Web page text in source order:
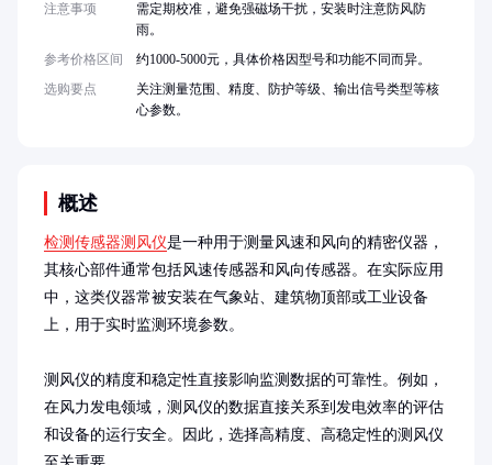
概述
检测传感器测风仪是一种用于测量风速和风向的精密仪器，
其核心部件通常包括风速传感器和风向传感器。在实际应用
中，这类仪器常被安装在气象站、建筑物顶部或工业设备
上，用于实时监测环境参数。
测风仪的精度和稳定性直接影响监测数据的可靠性。例如，
在风力发电领域，测风仪的数据直接关系到发电效率的评估
和设备的运行安全。因此，选择高精度、高稳定性的测风仪
注意事项
需定期校准，避免强磁场干扰，安装时注意防风防
雨。
参考价格区间
约1000-5000元，具体价格因型号和功能不同而异。
选购要点
关注测量范围、精度、防护等级、输出信号类型等核
心参数。